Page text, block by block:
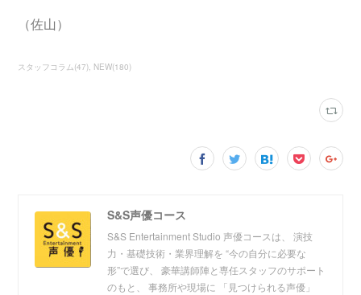
（佐山）
スタッフコラム(47) NEW(180)
S&S声優コース
S&S Entertainment Studio 声優コースは、 演技
力・基礎技術・業界理解を “今の自分に必要な
形”で選び、 豪華講師陣と専任スタッフのサポート
のもと、 事務所や現場に 「見つけられる声優」